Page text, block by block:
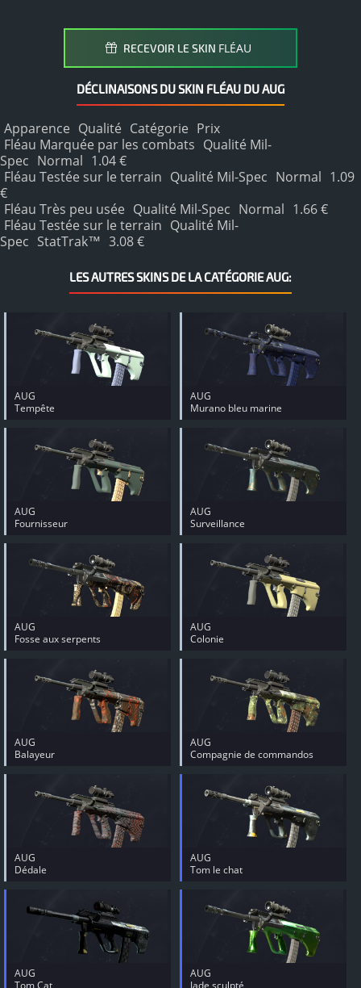
RECEVOIR LE SKIN FLÉAU
DÉCLINAISONS DU SKIN FLÉAU DU AUG
Apparence Qualité Catégorie Prix
Fléau Marquée par les combats Qualité Mil-
Spec Normal 1.04 €
Fléau Testée sur le terrain Qualité Mil-Spec Normal 1.09
€
Fléau Très peu usée Qualité Mil-Spec Normal 1.66 €
Fléau Testée sur le terrain Qualité Mil-
Spec StatTrak™ 3.08 €
LES AUTRES SKINS DE LA CATÉGORIE AUG:
AUG
Tempête
AUG
Murano bleu marine
AUG
Fournisseur
AUG
Surveillance
AUG
Fosse aux serpents
AUG
Colonie
AUG
Balayeur
AUG
Compagnie de commandos
AUG
Dédale
AUG
Tom le chat
AUG
Tom Cat
AUG
Jade sculpté